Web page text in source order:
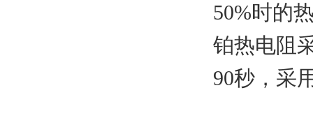
50%时的
铂热电阻
90秒，采